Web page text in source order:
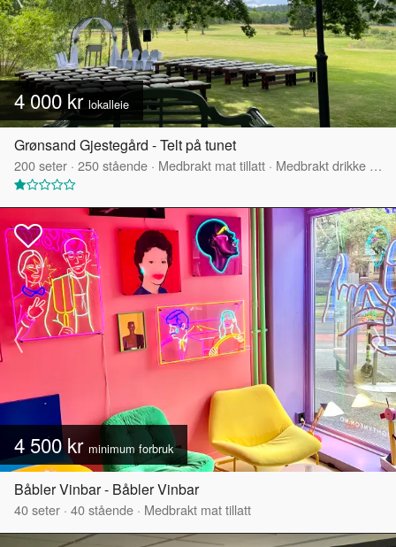
4 000 krlokalleie
Grønsand Gjestegård - Telt på tunet
200seter · 250stående · Medbrakt mat tillatt · Medbrakt drikke tillatt
4 500 kr minimum forbruk
Båbler Vinbar - Båbler Vinbar
40seter · 40stående · Medbrakt mat tillatt